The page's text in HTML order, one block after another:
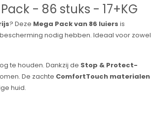
- 86 stuks - 17+KG
? Deze Mega Pack van 86 luiers is
nodig hebben. Ideaal voor zowel
te houden. Dankzij de Stop & Protect-
De zachte ComfortTouch materialen
huid.